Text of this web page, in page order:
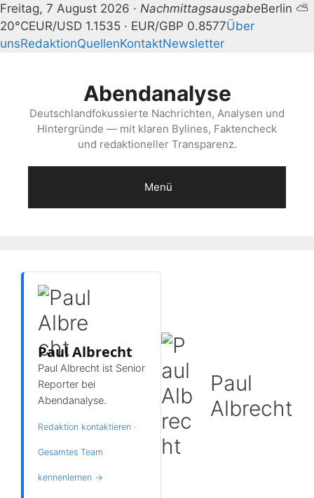
Freitag, 7 August 2026 · NachmittagsausgabeBerlin ⛅
20°CEUR/USD 1.1535 · EUR/GBP 0.8577Über
unsRedaktionQuellenKontaktNewsletter
Abendanalyse
Deutschlandfokussierte Nachrichten, Analysen und
Hintergründe — mit klaren Bylines, Faktencheck
und redaktioneller Transparenz.
Menü
Paul Albrecht
Paul Albrecht ist Senior
Reporter bei
Abendanalyse.
Redaktion kontaktieren ·
Gesamtes Team
kennenlernen →
Paul
Albrecht